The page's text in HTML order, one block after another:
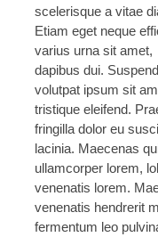
scelerisque a vitae
Etiam eget neque
varius urna sit amet,
dapibus dui.
volutpat ipsum sit
tristique eleifend.
fringilla dolor eu
lacinia. Maecenas
ullamcorper lorem,
venenatis lorem.
venenatis hendrerit
fermentum leo